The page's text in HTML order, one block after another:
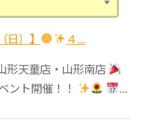
日）】 ４...
形天童店・山形南店
ント開催！！
...